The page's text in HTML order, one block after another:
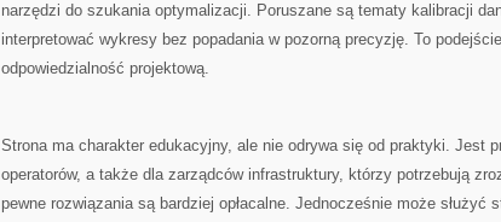
narzędzi do szukania optymalizacji. Poruszane są tematy kalibracji
interpretować wykresy bez popadania w pozorną precyzję. To
odpowiedzialność projektową.
Strona ma charakter edukacyjny, ale nie odrywa się od praktyki. Jest
operatorów, a także dla zarządców infrastruktury, którzy potrzebują
pewne rozwiązania są bardziej opłacalne. Jednocześnie może służyć